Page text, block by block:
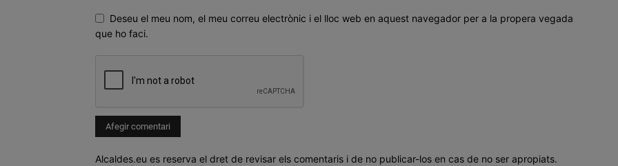
Deseu el meu nom, el meu correu electrònic i el lloc web en aquest navegador per a la propera vegada
que ho faci.
Alcaldes.eu es reserva el dret de revisar els comentaris i de no publicar-los en cas de no ser apropiats.